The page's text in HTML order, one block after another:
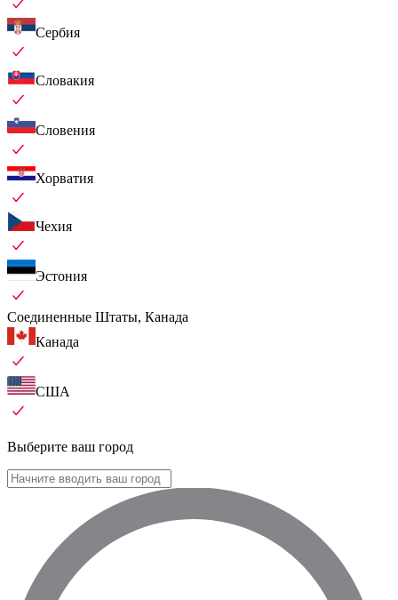
Сербия
Словакия
Словения
Хорватия
Чехия
Эстония
Соединенные Штаты, Канада
Канада
США
Выберите ваш город